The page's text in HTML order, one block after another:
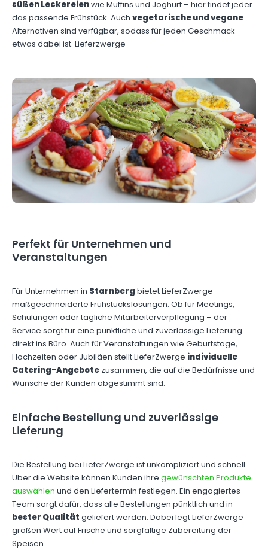
süßen Leckereienwie Muffins und Joghurt – hier findet jeder
das passende Frühstück. Auch vegetarische und vegane
Alternativen sind verfügbar, sodass für jeden Geschmack
etwas dabei ist. Lieferzwerge
Perfekt für Unternehmen und
Veranstaltungen
Für Unternehmen in Starnberg bietet LieferZwerge
maßgeschneiderte Frühstückslösungen. Ob für Meetings,
Schulungen oder tägliche Mitarbeiterverpflegung – der
Service sorgt für eine pünktliche und zuverlässige Lieferung
direkt ins Büro. Auch für Veranstaltungen wie Geburtstage,
Hochzeiten oder Jubiläen stellt LieferZwerge individuelle
Catering-Angebote zusammen, die auf die Bedürfnisse und
Wünsche der Kunden abgestimmt sind.
Einfache Bestellung und zuverlässige
Lieferung
Die Bestellung bei LieferZwerge ist unkompliziert und schnell.
Über die Website können Kunden ihre gewünschten Produkte
auswählen und den Liefertermin festlegen. Ein engagiertes
Team sorgt dafür, dass alle Bestellungen pünktlich und in
bester Qualität geliefert werden. Dabei legt LieferZwerge
großen Wert auf Frische und sorgfältige Zubereitung der
Speisen.